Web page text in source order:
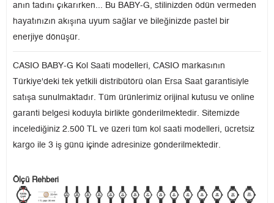
anın tadını çıkarırken... Bu BABY-G, stilinizden ödün vermeden
hayatınızın akışına uyum sağlar ve bileğinizde pastel bir
enerjiye dönüşür.
CASIO BABY-G Kol Saati modelleri, CASIO markasının
Türkiye'deki tek yetkili distribütörü olan Ersa Saat garantisiyle
satışa sunulmaktadır. Tüm ürünlerimiz orijinal kutusu ve online
garanti belgesi koduyla birlikte gönderilmektedir. Sitemizde
incelediğiniz 2.500 TL ve üzeri tüm kol saati modelleri, ücretsiz
kargo ile 3 iş günü içinde adresinize gönderilmektedir.
Ölçü Rehberi